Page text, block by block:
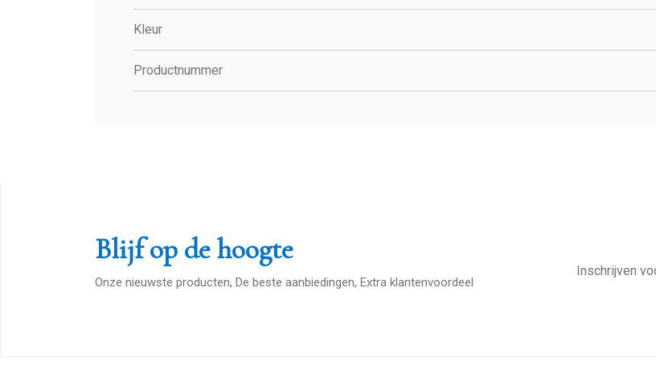
Kleur
Productnummer
Blijf op de hoogte
Onze nieuwste producten, De beste aanbiedingen, Extra klantenvoordeel
mailadres